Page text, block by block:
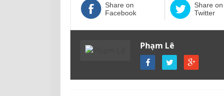
Share on
Facebook
Share on
Twitter
Phạm Lê